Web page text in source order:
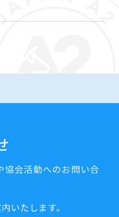
協会活動へのお問い合
いたします。